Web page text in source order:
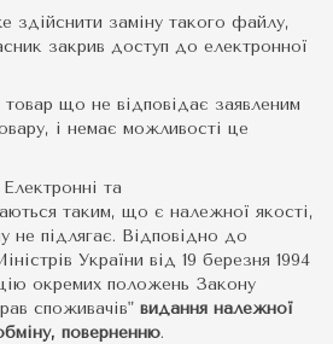
здійснити заміну такого файлу,
закрив доступ до електронної
що не відповідає заявленим
і немає можливості це
та
таким, що є належної якості,
не підлягає. Відповідно до
України від 19 березня 1994
окремих положень Закону
споживачів" видання належної
поверненню.